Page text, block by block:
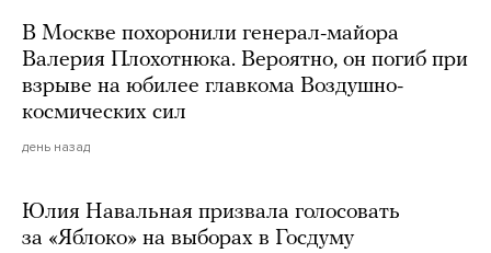
В Москве похоронили генерал-майора
Валерия Плохотнюка. Вероятно, он погиб при
взрыве на юбилее главкома Воздушно-
космических сил
день назад
Юлия Навальная призвала голосовать
за «Яблоко» на выборах в Госдуму